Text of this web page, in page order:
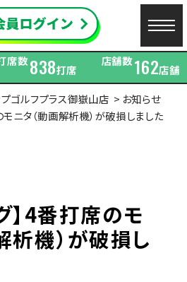
席数838打席
店舗数162店舗
ゴルフプラス御嶽山店
お知らせ
モニタ（動画解析機）が破損しました
】4番打席のモ
析機）が破損し